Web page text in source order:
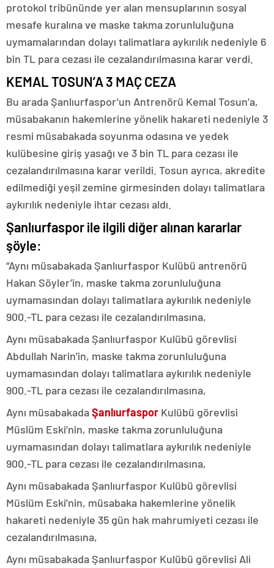
protokol tribününde yer alan mensuplarının sosyal
mesafe kuralına ve maske takma zorunluluğuna
uymamalarından dolayı talimatlara aykırılık nedeniyle 6
bin TL para cezası ile cezalandırılmasına karar verdi.
KEMAL TOSUN’A 3 MAÇ CEZA
Bu arada Şanlıurfaspor’un Antrenörü Kemal Tosun’a,
müsabakanın hakemlerine yönelik hakareti nedeniyle 3
resmi müsabakada soyunma odasına ve yedek
kulübesine giriş yasağı ve 3 bin TL para cezası ile
cezalandırılmasına karar verildi. Tosun ayrıca, akredite
edilmediği yeşil zemine girmesinden dolayı talimatlara
aykırılık nedeniyle ihtar cezası aldı.
Şanlıurfaspor ile ilgili diğer alınan kararlar
şöyle:
“Aynı müsabakada Şanlıurfaspor Kulübü antrenörü
Hakan Söyler’in, maske takma zorunluluğuna
uymamasından dolayı talimatlara aykırılık nedeniyle
900.-TL para cezası ile cezalandırılmasına,
Aynı müsabakada Şanlıurfaspor Kulübü görevlisi
Abdullah Narin’in, maske takma zorunluluğuna
uymamasından dolayı talimatlara aykırılık nedeniyle
900.-TL para cezası ile cezalandırılmasına,
Aynı müsabakadaŞanlıurfaspor Kulübü görevlisi
Müslüm Eski’nin, maske takma zorunluluğuna
uymamasından dolayı talimatlara aykırılık nedeniyle
900.-TL para cezası ile cezalandırılmasına,
Aynı müsabakada Şanlıurfaspor Kulübü görevlisi
Müslüm Eski’nin, müsabaka hakemlerine yönelik
hakareti nedeniyle 35 gün hak mahrumiyeti cezası ile
cezalandırılmasına,
Aynı müsabakada Şanlıurfaspor Kulübü görevlisi Ali